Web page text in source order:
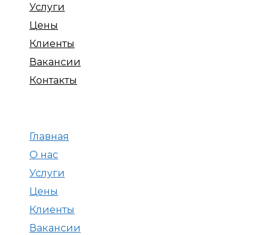
Услуги
Цены
Клиенты
Вакансии
Контакты
Главная
О нас
Услуги
Цены
Клиенты
Вакансии